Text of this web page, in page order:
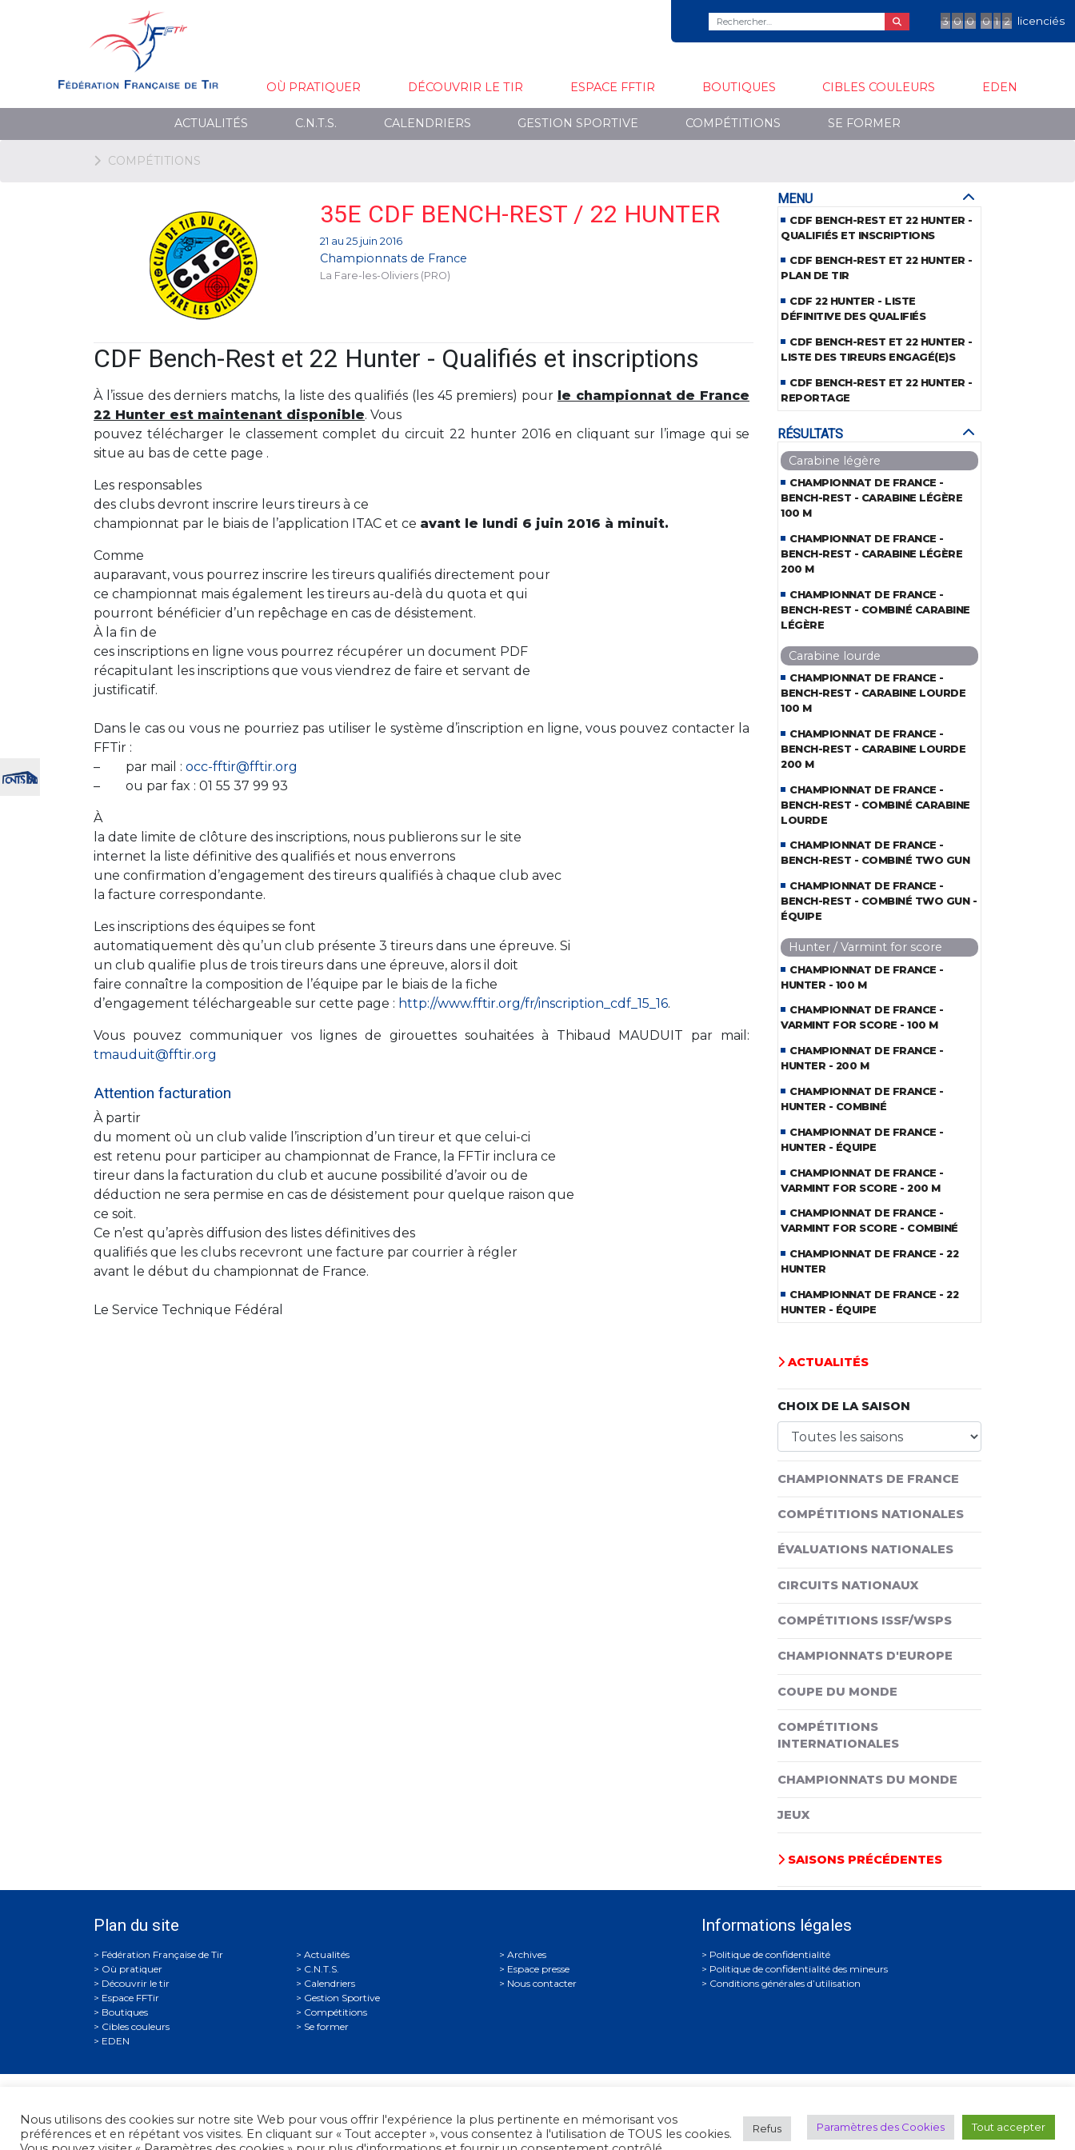
3 0 0 0 1 2 licenciés
OÙ PRATIQUER DÉCOUVRIR LE TIR ESPACE FFTIR BOUTIQUES CIBLES COULEURS EDEN
ACTUALITÉS C.N.T.S. CALENDRIERS GESTION SPORTIVE COMPÉTITIONS SE FORMER
COMPÉTITIONS
35E CDF BENCH-REST / 22 HUNTER
21 au 25 juin 2016
Championnats de France
La Fare-les-Oliviers (PRO)
CDF Bench-Rest et 22 Hunter - Qualifiés et inscriptions
À l’issue des derniers matchs, la liste des qualifiés (les 45 premiers) pour le championnat de France
22 Hunter est maintenant disponible. Vous
pouvez télécharger le classement complet du circuit 22 hunter 2016 en cliquant sur l’image qui se
situe au bas de cette page .
Les responsables
des clubs devront inscrire leurs tireurs à ce
championnat par le biais de l’application ITAC et ce avant le lundi 6 juin 2016 à minuit.
Comme
auparavant, vous pourrez inscrire les tireurs qualifiés directement pour
ce championnat mais également les tireurs au-delà du quota et qui
pourront bénéficier d’un repêchage en cas de désistement.
À la fin de
ces inscriptions en ligne vous pourrez récupérer un document PDF
récapitulant les inscriptions que vous viendrez de faire et servant de
justificatif.
Dans le cas ou vous ne pourriez pas utiliser le système d’inscription en ligne, vous pouvez contacter la
FFTir :
– par mail : occ-fftir@fftir.org
– ou par fax : 01 55 37 99 93
À
la date limite de clôture des inscriptions, nous publierons sur le site
internet la liste définitive des qualifiés et nous enverrons
une confirmation d’engagement des tireurs qualifiés à chaque club avec
la facture correspondante.
Les inscriptions des équipes se font
automatiquement dès qu’un club présente 3 tireurs dans une épreuve. Si
un club qualifie plus de trois tireurs dans une épreuve, alors il doit
faire connaître la composition de l’équipe par le biais de la fiche
d’engagement téléchargeable sur cette page : http://www.fftir.org/fr/inscription_cdf_15_16.
Vous pouvez communiquer vos lignes de girouettes souhaitées à Thibaud MAUDUIT par mail:
tmauduit@fftir.org
Attention facturation
À partir
du moment où un club valide l’inscription d’un tireur et que celui-ci
est retenu pour participer au championnat de France, la FFTir inclura ce
tireur dans la facturation du club et aucune possibilité d’avoir ou de
déduction ne sera permise en cas de désistement pour quelque raison que
ce soit.
Ce n’est qu’après diffusion des listes définitives des
qualifiés que les clubs recevront une facture par courrier à régler
avant le début du championnat de France.
Le Service Technique Fédéral
MENU
CDF BENCH-REST ET 22 HUNTER -
QUALIFIÉS ET INSCRIPTIONS
CDF BENCH-REST ET 22 HUNTER -
PLAN DE TIR
CDF 22 HUNTER - LISTE
DÉFINITIVE DES QUALIFIÉS
CDF BENCH-REST ET 22 HUNTER -
LISTE DES TIREURS ENGAGÉ(E)S
CDF BENCH-REST ET 22 HUNTER -
REPORTAGE
RÉSULTATS
Carabine légère
CHAMPIONNAT DE FRANCE -
BENCH-REST - CARABINE LÉGÈRE
100 M
CHAMPIONNAT DE FRANCE -
BENCH-REST - CARABINE LÉGÈRE
200 M
CHAMPIONNAT DE FRANCE -
BENCH-REST - COMBINÉ CARABINE
LÉGÈRE
Carabine lourde
CHAMPIONNAT DE FRANCE -
BENCH-REST - CARABINE LOURDE
100 M
CHAMPIONNAT DE FRANCE -
BENCH-REST - CARABINE LOURDE
200 M
CHAMPIONNAT DE FRANCE -
BENCH-REST - COMBINÉ CARABINE
LOURDE
CHAMPIONNAT DE FRANCE -
BENCH-REST - COMBINÉ TWO GUN
CHAMPIONNAT DE FRANCE -
BENCH-REST - COMBINÉ TWO GUN -
ÉQUIPE
Hunter / Varmint for score
CHAMPIONNAT DE FRANCE -
HUNTER - 100 M
CHAMPIONNAT DE FRANCE -
VARMINT FOR SCORE - 100 M
CHAMPIONNAT DE FRANCE -
HUNTER - 200 M
CHAMPIONNAT DE FRANCE -
HUNTER - COMBINÉ
CHAMPIONNAT DE FRANCE -
HUNTER - ÉQUIPE
CHAMPIONNAT DE FRANCE -
VARMINT FOR SCORE - 200 M
CHAMPIONNAT DE FRANCE -
VARMINT FOR SCORE - COMBINÉ
CHAMPIONNAT DE FRANCE - 22
HUNTER
CHAMPIONNAT DE FRANCE - 22
HUNTER - ÉQUIPE
ACTUALITÉS
CHOIX DE LA SAISON
CHAMPIONNATS DE FRANCE
COMPÉTITIONS NATIONALES
ÉVALUATIONS NATIONALES
CIRCUITS NATIONAUX
COMPÉTITIONS ISSF/WSPS
CHAMPIONNATS D'EUROPE
COUPE DU MONDE
COMPÉTITIONS
INTERNATIONALES
CHAMPIONNATS DU MONDE
JEUX
SAISONS PRÉCÉDENTES
Plan du site
Où pratiquer
Découvrir le tir
Espace FFTir
Boutiques
Cibles couleurs
EDEN
Actualités
C.N.T.S.
Calendriers
Gestion Sportive
Compétitions
Se former
Archives
Espace presse
Nous contacter
Informations légales
Politique de confidentialité
Politique de confidentialité des mineurs
Conditions générales d’utilisation
© 2012 - 2026 Fédération Française de Tir -Réalisation Umazuma-Paris
Nous utilisons des cookies sur notre site Web pour vous offrir l'expérience la plus pertinente en mémorisant vos
préférences et en répétant vos visites. En cliquant sur « Tout accepter », vous consentez à l'utilisation de TOUS les cookies.
Refus Paramètres des Cookies Tout accepter